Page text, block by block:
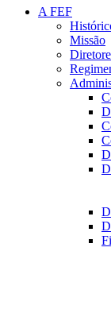
A FEF
Missão